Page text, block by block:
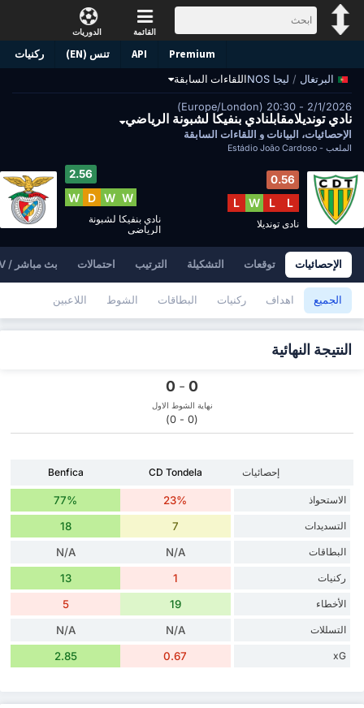
الدوريات القائمة
ركنيات تنس (EN) API Premium
البرتغال / ليجا NOS اللقاءات السابقة
2/1/2026 - 20:30 (Europe/London)
نادي تونديلامقابلنادي بنفيكا لشبونة الرياضي
الإحصائيات، البيانات و اللقاءات السابقة
الملعب - Estádio João Cardoso
0.56
L
L
W
L
نادي تونديلا
2.56
W
W
D
W
نادي بنفيكا لشبونة
الرياضي
الإحصائيات توقعات التشكيلة الترتيب احتمالات بث مباشر / TV
الجميع اهداف ركنيات البطاقات الشوط اللاعبين
النتيجة النهائية
0
-
نهاية الشوط الاول
(0 - 0)
إحصائيات CD Tondela
Benfica
الاستحواذ 23%
77%
التسديدات 7
18
البطاقات N/A
N/A
ركنيات 1
13
الأخطاء 19
5
التسللات N/A
N/A
xG
0.67
2.85